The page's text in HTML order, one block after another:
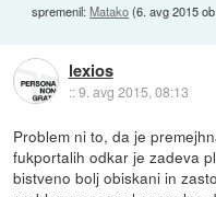
spremenil:Matako(6. avg 2015
lexios
::9. avg 2015, 08:13
Problem ni to, da je
fukportalih odkar je zadeva
bistveno bolj obiskani in